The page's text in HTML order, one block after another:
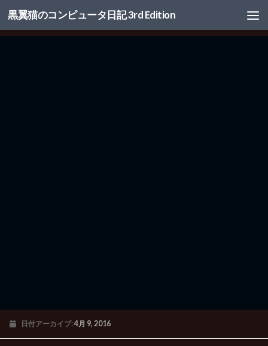
コンテンツへスキップ
黒翼猫のコンピュータ日記 3rd Edition
日付アーカイブ:4月 9, 2016